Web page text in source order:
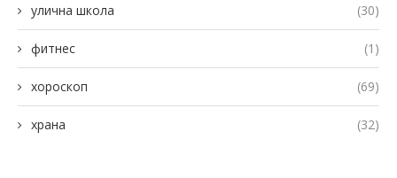
улична школа (30)
фитнес (1)
хороскоп (69)
храна (32)